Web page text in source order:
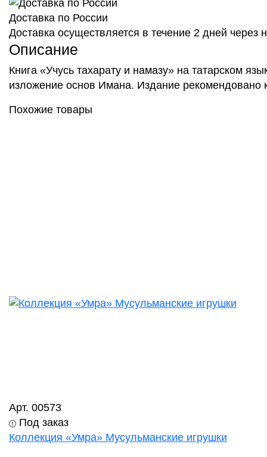
Доставка по России
Доставка осуществляется в течение 2 дней
Описание
Книга «Учусь тахарату и намазу» на татарском
изложение основ Имана. Издание рекомендовано
Похожие товары
Арт. 00573
Под заказ
Коллекция «Умра» Мусульманские игрушки